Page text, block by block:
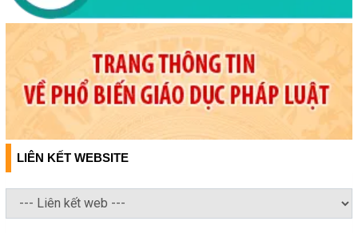
LIÊN KẾT WEBSITE